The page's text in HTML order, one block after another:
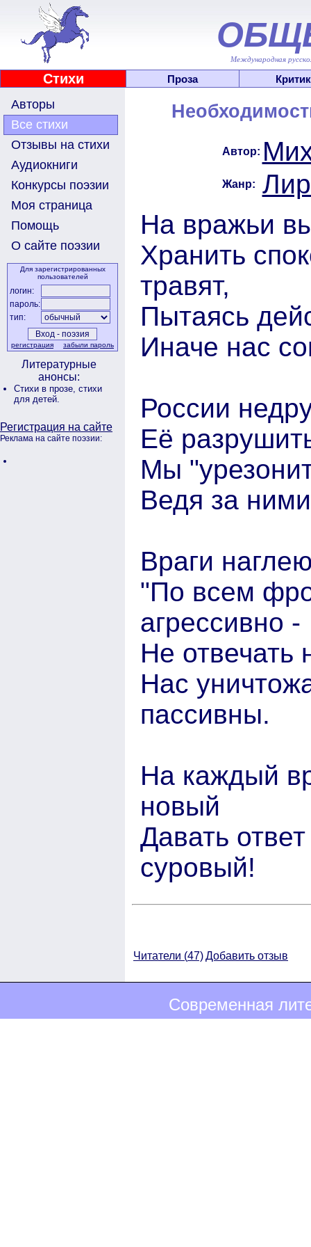
Международная
Стихи Проза
Авторы
Все стихи
Отзывы на стихи
Аудиокниги
Конкурсы поэзии
Моя страница
Помощь
О сайте поэзии
Для зарегистрированных
пользователей
логин:
пароль:
тип:
регистрация забыли пароль
Литературные
анонсы:
Стихи в прозе, стихи
для детей.
Регистрация на сайте
Реклама на сайте поэзии:
Автор:
Жанр:
На вражьи
Хранить
травят,
Пытаясь
Иначе нас
России
Её
Мы
Ведя за
Враги
"По всем
агрессивно -
Не отвечать
Нас
пассивны.
На каждый
новый
Давать
суровый!
Читатели (47)Добавить отзыв
Современная